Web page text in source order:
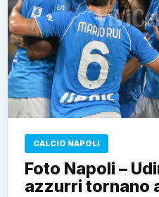
CALCIO NAPOLI
Foto Napoli –
azzurri tornano